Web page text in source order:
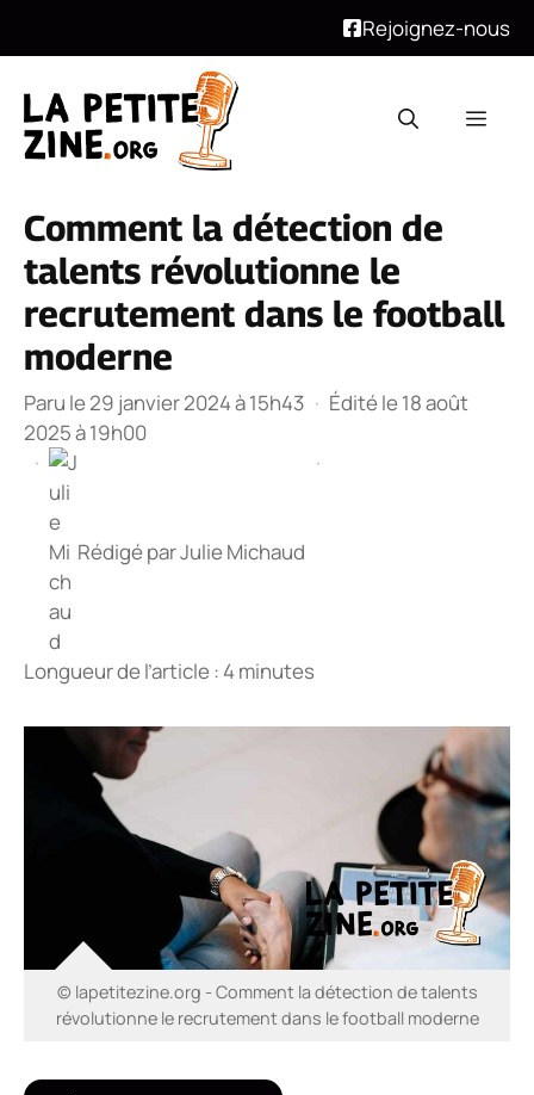
Rejoignez-nous
contenu
Comment la détection de
talents révolutionne le
recrutement dans le football
moderne
Paru le 29 janvier 2024 à 15h43 · Édité le 18 août
2025 à 19h00
·
Rédigé parJulie Michaud
·
Longueur de l’article : 4 minutes
© lapetitezine.org - Comment la détection de talents
révolutionne le recrutement dans le football moderne